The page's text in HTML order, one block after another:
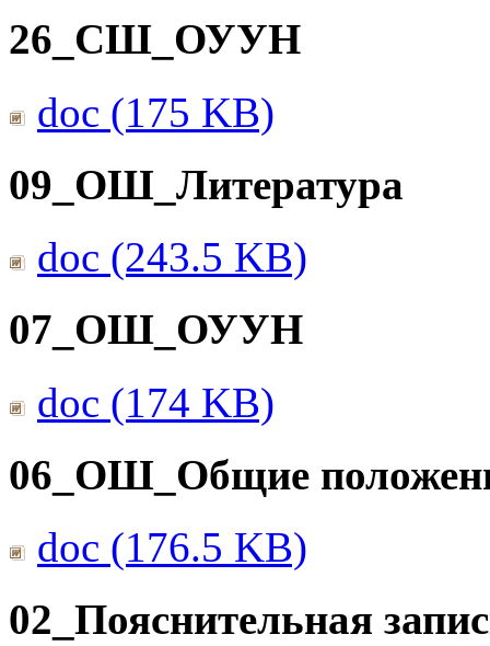
26_СШ_ОУУН
doc (175 KB)
09_ОШ_Литература
doc (243.5 KB)
07_ОШ_ОУУН
doc (174 KB)
06_ОШ_Общие
doc (176.5 KB)
02_Пояснительная